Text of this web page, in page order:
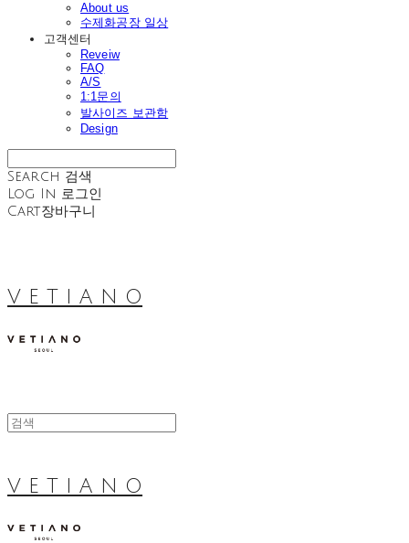
About us
수제화공장 일상
고객센터
Reveiw
FAQ
A/S
1:1문의
발사이즈 보관함
Design
Search 검색
Log In 로그인
Cart장바구니
V E T I A N O
V E T I A N O